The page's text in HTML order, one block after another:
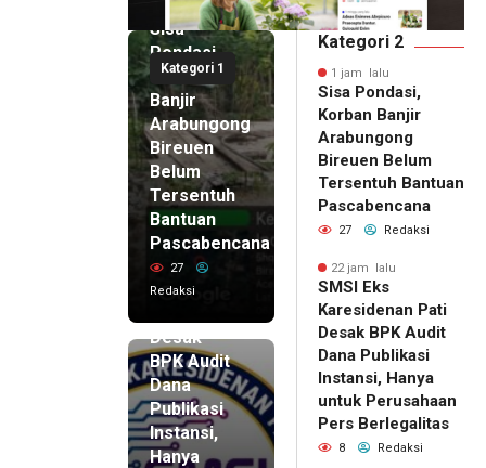
Kategori 1
1 jam lalu
Sisa
Pondasi,
Korban
Banjir
Arabungong
Bireuen
Belum
Tersentuh
Bantuan
Pascabencana
27
Redaksi
22 jam lalu
SMSI Eks
Karesidenan
Desak
BPK Audit
Dana
Publikasi
Instansi,
Hanya
Kategori 2
1 jam lalu
Sisa Pondasi,
Korban Banjir
Arabungong
Bireuen Belum
Tersentuh Bantuan
Pascabencana
27 Redaksi
22 jam lalu
SMSI Eks
Karesidenan Pati
Desak BPK Audit
Dana Publikasi
Instansi, Hanya
untuk Perusahaan
Pers Berlegalitas
8 Redaksi